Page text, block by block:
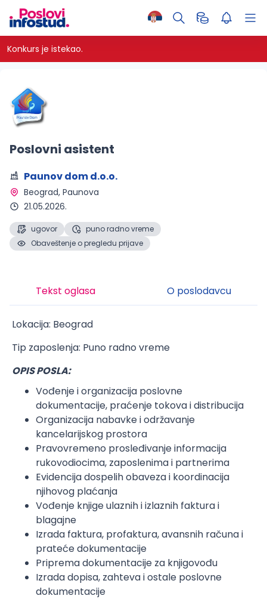
Konkurs je istekao.
Poslovni asistent
Paunov dom d.o.o.
Beograd, Paunova
21.05.2026.
ugovor
puno radno vreme
Obaveštenje o pregledu prijave
Tekst oglasa O poslodavcu
Lokacija: Beograd
Tip zaposlenja: Puno radno vreme
OPIS POSLA:
Vođenje i organizacija poslovne
dokumentacije, praćenje tokova i distribucija
Organizacija nabavke i održavanje
kancelarijskog prostora
Pravovremeno prosleđivanje informacija
rukovodiocima, zaposlenima i partnerima
Evidencija dospelih obaveza i koordinacija
njihovog plaćanja
Vođenje knjige ulaznih i izlaznih faktura i
blagajne
Izrada faktura, profaktura, avansnih računa i
prateće dokumentacije
Priprema dokumentacije za knjigovođu
Izrada dopisa, zahteva i ostale poslovne
dokumentacije